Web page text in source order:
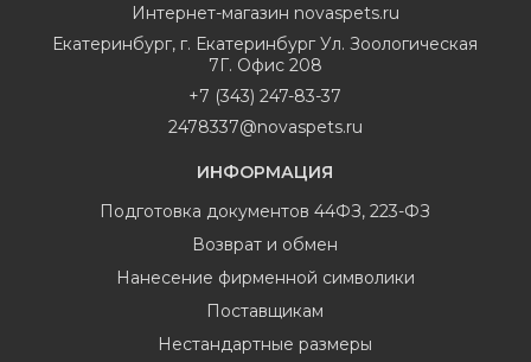
Интернет-магазин novaspets.ru
Екатеринбург, г. Екатеринбург Ул. Зоологическая
7Г. Офис 208
+7 (343) 247-83-37
2478337@novaspets.ru
ИНФОРМАЦИЯ
Подготовка документов 44ФЗ, 223-ФЗ
Возврат и обмен
Нанесение фирменной символики
Поставщикам
Нестандартные размеры